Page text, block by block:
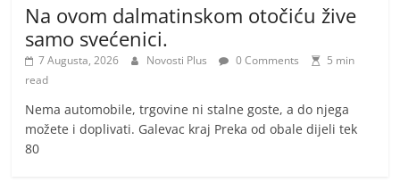
Na ovom dalmatinskom otočiću žive
samo svećenici.
7 Augusta, 2026 Novosti Plus 0 Comments
5 min
read
Nema automobile, trgovine ni stalne goste, a do njega
možete i doplivati. Galevac kraj Preka od obale dijeli tek
80